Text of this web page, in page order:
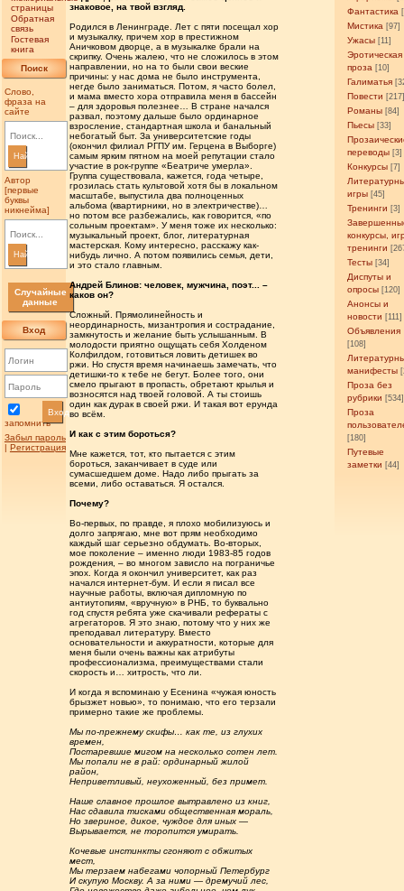
страницы
Обратная
связь
Гостевая
книга
Поиск
Слово,
фраза на
сайте
Найти
Автор
[первые
буквы
никнейма]
Найти
Случайные
данные
Вход
запомнить
Вход
Забыл пароль
| Регистрация
Фантастика
Мистика [97]
Ужасы [11]
Эротическая
проза [10]
Галиматья
Повести
Романы [84]
Пьесы [33]
переводы [3]
Конкурсы [7]
игры [45]
Тренинги [3]
конкурсы,
тренинги
Тесты [34]
Диспуты и
опросы [120]
Анонсы и
новости [111]
Объявления
[108]
манифесты
Проза без
рубрики [534]
Проза
[180]
Путевые
заметки [44]
знаковое, на твой взгляд.
Родился в Ленинграде. Лет с пяти посещал хор
и музыкалку, причем хор в престижном
Аничковом дворце, а в музыкалке брали на
скрипку. Очень жалею, что не сложилось в этом
направлении, но на то были свои веские
причины: у нас дома не было инструмента,
негде было заниматься. Потом, я часто болел,
и мама вместо хора отправила меня в бассейн
– для здоровья полезнее… В стране начался
развал, поэтому дальше было ординарное
взросление, стандартная школа и банальный
небогатый быт. За университетские годы
(окончил филиал РГПУ им. Герцена в Выборге)
самым ярким пятном на моей репутации стало
участие в рок-группе «Беатриче умерла».
Группа существовала, кажется, года четыре,
грозилась стать культовой хотя бы в локальном
масштабе, выпустила два полноценных
альбома (квартирники, но в электричестве)…
но потом все разбежались, как говорится, «по
сольным проектам». У меня тоже их несколько:
музыкальный проект, блог, литературная
мастерская. Кому интересно, расскажу как-
нибудь лично. А потом появились семья, дети,
и это стало главным.
Андрей Блинов: человек, мужчина, поэт... –
каков он?
Сложный. Прямолинейность и
неординарность, мизантропия и сострадание,
замкнутость и желание быть услышанным. В
молодости приятно ощущать себя Холденом
Колфилдом, готовиться ловить детишек во
ржи. Но спустя время начинаешь замечать, что
детишки-то к тебе не бегут. Более того, они
смело прыгают в пропасть, обретают крылья и
возносятся над твоей головой. А ты стоишь
один как дурак в своей ржи. И такая вот ерунда
во всём.
И как с этим бороться?
Мне кажется, тот, кто пытается с этим
бороться, заканчивает в суде или
сумасшедшем доме. Надо либо прыгать за
всеми, либо оставаться. Я остался.
Почему?
Во-первых, по правде, я плохо мобилизуюсь и
долго запрягаю, мне вот прям необходимо
каждый шаг серьезно обдумать. Во-вторых,
мое поколение – именно люди 1983-85 годов
рождения, – во многом зависло на пограничье
эпох. Когда я окончил университет, как раз
начался интернет-бум. И если я писал все
научные работы, включая дипломную по
антиутопиям, «вручную» в РНБ, то буквально
год спустя ребята уже скачивали рефераты с
агрегаторов. Я это знаю, потому что у них же
преподавал литературу. Вместо
основательности и аккуратности, которые для
меня были очень важны как атрибуты
профессионализма, преимуществами стали
скорость и… хитрость, что ли.
И когда я вспоминаю у Есенина «чужая юность
брызжет новью», то понимаю, что его терзали
примерно такие же проблемы.
Мы по-прежнему скифы… как те, из глухих
времен,
Постаревшие мигом на несколько сотен лет.
Мы попали не в рай: ординарный жилой
район,
Неприветливый, неухоженный, без примет.
Наше славное прошлое вытравлено из книг,
Нас сдавила тисками общественная мораль,
Но звериное, дикое, чуждое для иных —
Вырывается, не торопится умирать.
Кочевые инстинкты сгоняют с обжитых
мест,
Мы терзаем набегами чопорный Петербург
И скупую Москву. А за ними — дремучий лес,